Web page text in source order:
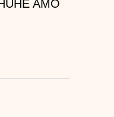
AMO